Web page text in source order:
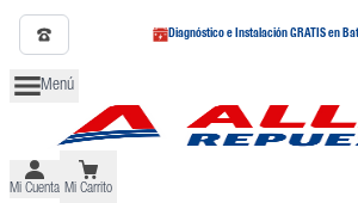
Diagnóstico e Instalación GRATIS en
Menú
Mi Cuenta Mi Carrito